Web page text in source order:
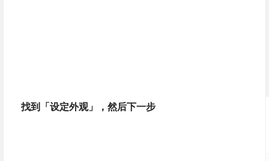
找到 「设定外观」，然后下一步